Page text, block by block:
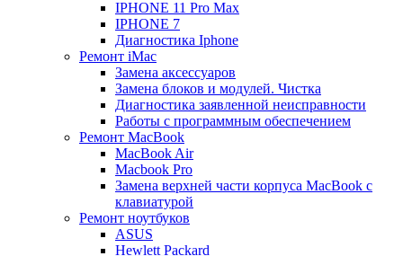
IPHONE 11 Pro Max
IPHONE 7
Диагностика Iphone
Ремонт iMac
Замена аксессуаров
Замена блоков и модулей. Чистка
Диагностика заявленной неисправности
Работы с программным обеспечением
Ремонт MacBook
MacBook Air
Macbook Pro
Замена верхней части корпуса MacBook с
клавиатурой
Ремонт ноутбуков
ASUS
Hewlett Packard